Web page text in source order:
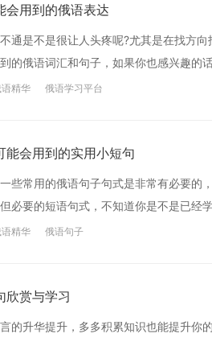
会用到的俄语表达
通是不是很让人头疼呢?尤其是在找方
的俄语词汇和句子，如果你也感兴趣的
精华 俄语学习平台
能会用到的实用小短句
些常用的俄语句子句式是非常有必要的
必要的短语句式，不知道你是不是已经
精华 俄语句子
欣赏与学习
的升华提升，多多积累知识也能提升你